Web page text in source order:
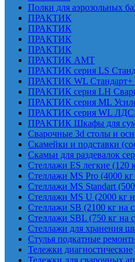
Полки для аэрозольных
ПРАКТИК
ПРАКТИК
ПРАКТИК
ПРАКТИК
ПРАКТИК AMT
ПРАКТИК cерия LS
ПРАКТИК WL
ПРАКТИК серия LH
ПРАКТИК серия ML
ПРАКТИК серия WL
ПРАКТИК Шкафы для
Сварочные 3d столы и
Скамейки и подставки
Скамьи для раздевалок
Стеллажи ES легкие (120
Стеллажи MS Pro (4000
Стеллажи MS Standart
Стеллажи MS U (2000 кг
Стеллажи SB (2100 кг на
Стеллажи SBL (750 кг на
Стеллажи для хранения
Стулья подкатные
Тележки диагностические
Тележки для сварочных